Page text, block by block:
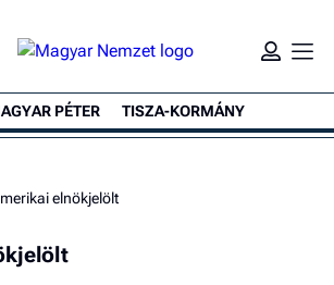
PÉTER TISZA-KORMÁNY
elnökjelölt